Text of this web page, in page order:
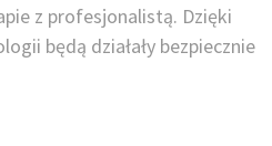
z profesjonalistą. Dzięki
będą działały bezpiecznie